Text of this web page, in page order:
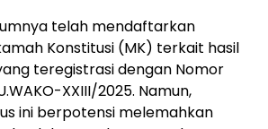
telah mendaftarkan
Konstitusi (MK) terkait hasil
teregistrasi dengan Nomor
XXIII/2025. Namun,
ini berpotensi melemahkan